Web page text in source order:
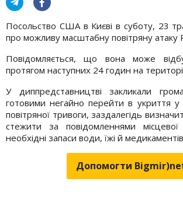
Посольство США в Києві в суботу, 23
про можливу масштабну повітряну атаку
Повідомляється, що вона може
протягом наступних 24 годин на території
У диппредставництві закликали
готовими негайно перейти в укриття у
повітряної тривоги, заздалегідь
стежити за повідомленнями
необхідні запаси води, їжі й
Допомогти